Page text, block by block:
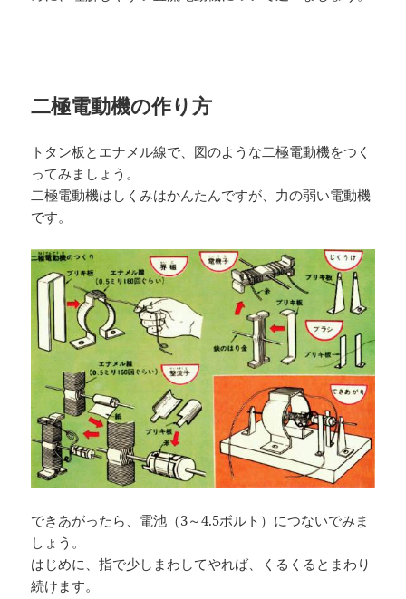
二極電動機の作り方
トタン板とエナメル線で、図のような二極電動機をつく
ってみましょう。
二極電動機はしくみはかんたんですが、力の弱い電動機
です。
できあがったら、電池（3～4.5ボルト）につないでみま
しょう。
はじめに、指で少しまわしてやれば、くるくるとまわり
続けます。